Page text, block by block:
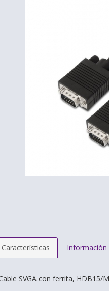
Características Información
SVGA con ferrita,